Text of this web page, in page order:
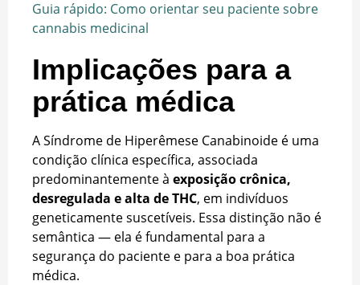
Guia rápido: Como orientar seu paciente sobre
cannabis medicinal
Implicações para a
prática médica
A Síndrome de Hiperêmese Canabinoide é uma
condição clínica específica, associada
predominantemente à exposição crônica,
desregulada e alta de THC, em indivíduos
geneticamente suscetíveis. Essa distinção não é
semântica — ela é fundamental para a
segurança do paciente e para a boa prática
médica.